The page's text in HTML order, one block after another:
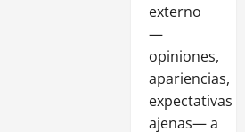
externo
—
opiniones,
apariencias,
expectativas
ajenas— a